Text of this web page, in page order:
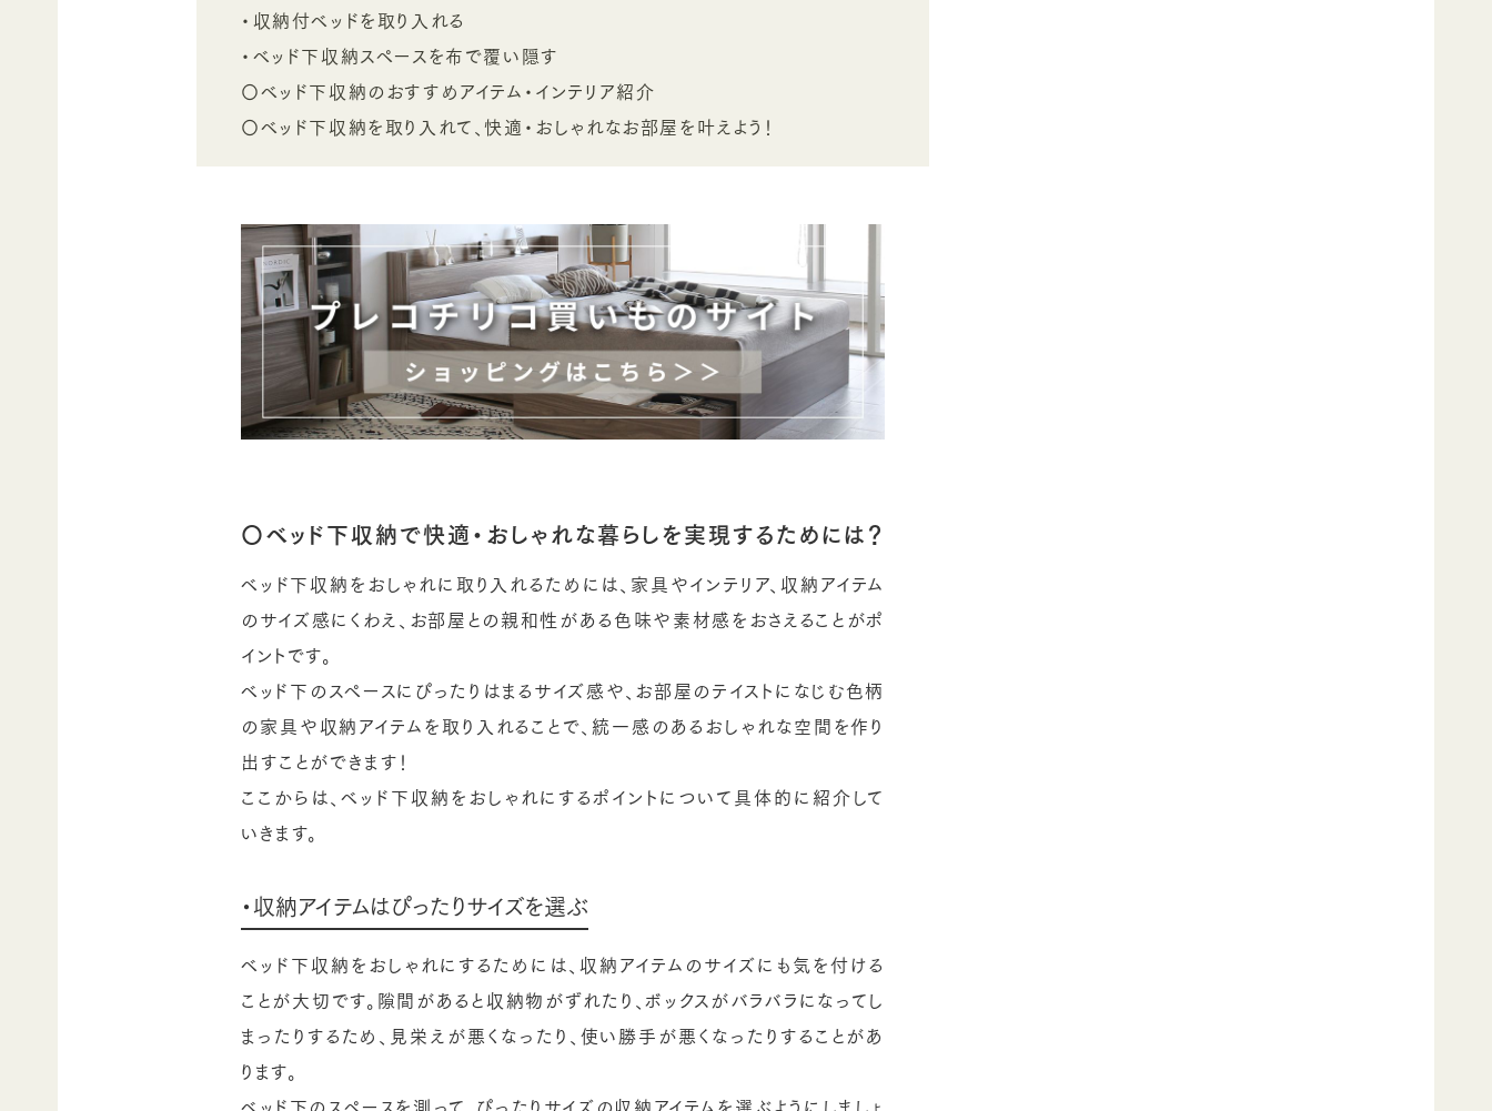
・収納付ベッドを取り入れる
・ベッド下収納スペースを布で覆い隠す
〇ベッド下収納のおすすめアイテム・インテリア紹介
〇ベッド下収納を取り入れて、快適・おしゃれなお部屋を叶えよう！
〇ベッド下収納で快適・おしゃれな暮らしを実現するためには？
ベッド下収納をおしゃれに取り入れるためには、家具やインテリア、収納アイテム
のサイズ感にくわえ、お部屋との親和性がある色味や素材感をおさえることがポ
イントです。
ベッド下のスペースにぴったりはまるサイズ感や、お部屋のテイストになじむ色柄
の家具や収納アイテムを取り入れることで、統一感のあるおしゃれな空間を作り
出すことができます！
ここからは、ベッド下収納をおしゃれにするポイントについて具体的に紹介して
いきます。
・収納アイテムはぴったりサイズを選ぶ
ベッド下収納をおしゃれにするためには、収納アイテムのサイズにも気を付ける
ことが大切です。隙間があると収納物がずれたり、ボックスがバラバラになってし
まったりするため、見栄えが悪くなったり、使い勝手が悪くなったりすることがあ
ります。